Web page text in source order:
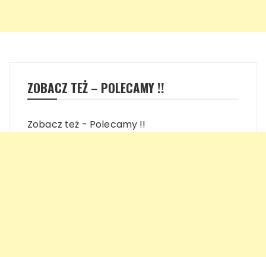
ZOBACZ TEŻ – POLECAMY !!
Zobacz też - Polecamy !!